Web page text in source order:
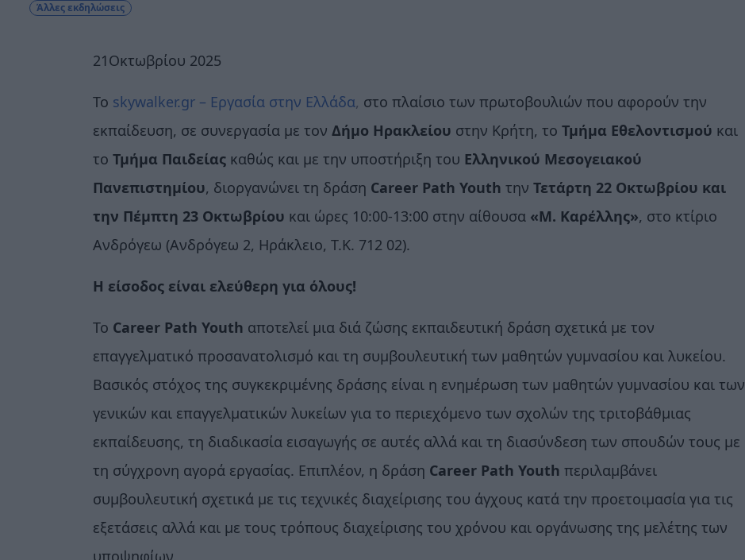
Άλλες εκδηλώσεις
21Οκτωβρίου 2025
Το skywalker.gr – Εργασία στην Ελλάδα, στο πλαίσιο των πρωτοβουλιών που αφορούν την
εκπαίδευση, σε συνεργασία με τον Δήμο Ηρακλείου στην Κρήτη, το Τμήμα Εθελοντισμού και
το Τμήμα Παιδείας καθώς και με την υποστήριξη του Ελληνικού Μεσογειακού
Πανεπιστημίου, διοργανώνει τη δράση Career Path Youth την Τετάρτη 22 Οκτωβρίου και
την Πέμπτη 23 Οκτωβρίου και ώρες 10:00-13:00 στην αίθουσα «Μ. Καρέλλης», στο κτίριο
Ανδρόγεω (Ανδρόγεω 2, Ηράκλειο, Τ.Κ. 712 02).
Η είσοδος είναι ελεύθερη για όλους!
Το Career Path Youth αποτελεί μια διά ζώσης εκπαιδευτική δράση σχετικά με τον
επαγγελματικό προσανατολισμό και τη συμβουλευτική των μαθητών γυμνασίου και λυκείου.
Βασικός στόχος της συγκεκριμένης δράσης είναι η ενημέρωση των μαθητών γυμνασίου και των
γενικών και επαγγελματικών λυκείων για το περιεχόμενο των σχολών της τριτοβάθμιας
εκπαίδευσης, τη διαδικασία εισαγωγής σε αυτές αλλά και τη διασύνδεση των σπουδών τους με
τη σύγχρονη αγορά εργασίας. Επιπλέον, η δράση Career Path Youth περιλαμβάνει
συμβουλευτική σχετικά με τις τεχνικές διαχείρισης του άγχους κατά την προετοιμασία για τις
εξετάσεις αλλά και με τους τρόπους διαχείρισης του χρόνου και οργάνωσης της μελέτης των